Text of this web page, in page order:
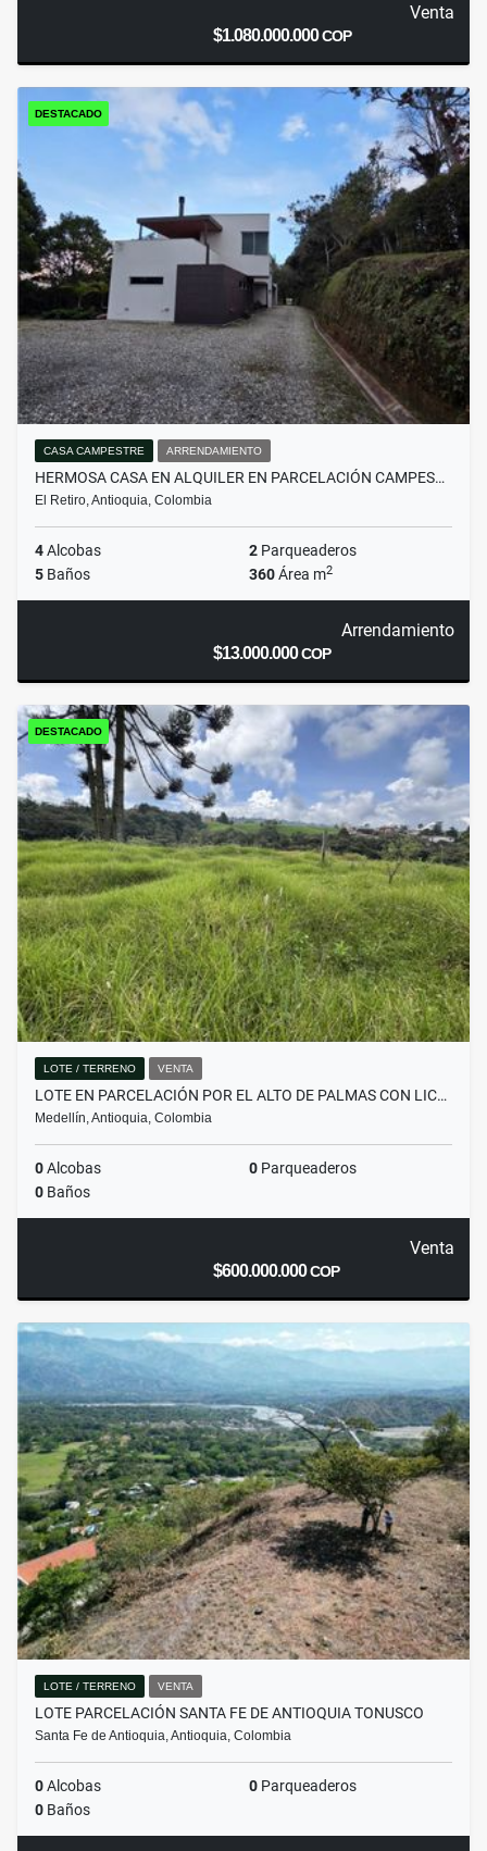
Venta
$1.080.000.000COP
DESTACADO
CASA CAMPESTRE ARRENDAMIENTO
HERMOSA CASA EN ALQUILER EN PARCELACIÓN CAMPES…
El Retiro, Antioquia, Colombia
4Alcobas 2 Parqueaderos
5 Baños 360Área m2
Arrendamiento
$13.000.000COP
DESTACADO
LOTE / TERRENO VENTA
LOTE EN PARCELACIÓN POR EL ALTO DE PALMAS CON LIC…
Medellín, Antioquia, Colombia
0Alcobas 0 Parqueaderos
0 Baños
Venta
$600.000.000COP
LOTE / TERRENO VENTA
LOTE PARCELACIÓN SANTA FE DE ANTIOQUIA TONUSCO
Santa Fe de Antioquia, Antioquia, Colombia
0Alcobas 0 Parqueaderos
0 Baños